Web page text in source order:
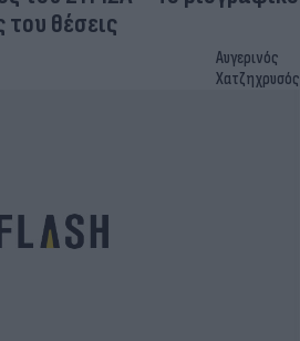
του θέσεις
Αυγερινός
Χατζηχρυσός